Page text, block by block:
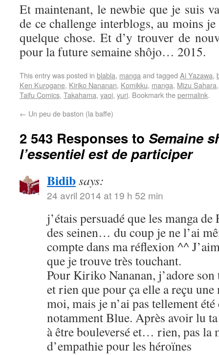
Et maintenant, le newbie que je suis
de ce challenge interblogs, au moins
quelque chose. Et d’y trouver de
pour la future semaine shôjo… 2015.
This entry was posted in blabla, mangaand tagged Ai Yazawa,
Ken Kurogane, Kiriko Nananan, Komikku, manga, Mizu Sahara
Taifu Comics, Takahama, yaoi, yuri. Bookmark thepermalink.
← Un peu de baston (la baffe)
2 543 Responses to Semaine
l’essentiel est de participer
Bidibsays:
24 avril 2014 at 19 h 52 min
j’étais persuadé que les manga
des seinen… du coup je ne l’ai
compte dans ma réflexion ^^
que je trouve très touchant.
Pour Kiriko Nananan, j’adore
et rien que pour ça elle a reçu
moi, mais je n’ai pas tellement
notamment Blue. Après avoir lu
à être bouleversé et… rien, pas la
d’empathie pour les héroïnes